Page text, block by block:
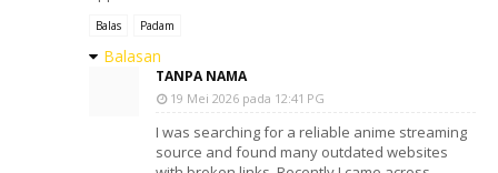
Balas Padam
Balasan
TANPA NAMA
19 Mei 2026 pada 12:41 PG
I was searching for a reliable anime streaming
source and found many outdated websites